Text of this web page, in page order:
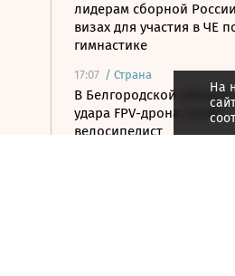
лидерам сборной
визах для участия в ЧЕ
гимнастике
17:07 / Страна
В Белгородской области
удара FPV-дрона погиб
велосипедист
На